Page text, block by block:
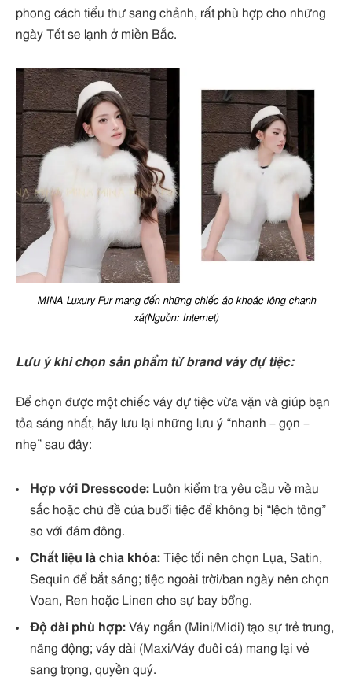
phong cách tiểu thư sang chảnh, rất phù hợp cho những
ngày Tết se lạnh ở miền Bắc.
MINA Luxury Fur mang đến những chiếc áo khoác lông chanh
xả(Nguồn: Internet)
Lưu ý khi chọn sản phẩm từ brand váy dự tiệc:
Để chọn được một chiếc váy dự tiệc vừa vặn và giúp bạn
tỏa sáng nhất, hãy lưu lại những lưu ý “nhanh – gọn –
nhẹ” sau đây:
Hợp với Dresscode: Luôn kiểm tra yêu cầu về màu
sắc hoặc chủ đề của buổi tiệc để không bị “lệch tông”
so với đám đông.
Chất liệu là chìa khóa: Tiệc tối nên chọn Lụa, Satin,
Sequin để bắt sáng; tiệc ngoài trời/ban ngày nên chọn
Voan, Ren hoặc Linen cho sự bay bổng.
Độ dài phù hợp: Váy ngắn (Mini/Midi) tạo sự trẻ trung,
năng động; váy dài (Maxi/Váy đuôi cá) mang lại vẻ
sang trọng, quyền quý.